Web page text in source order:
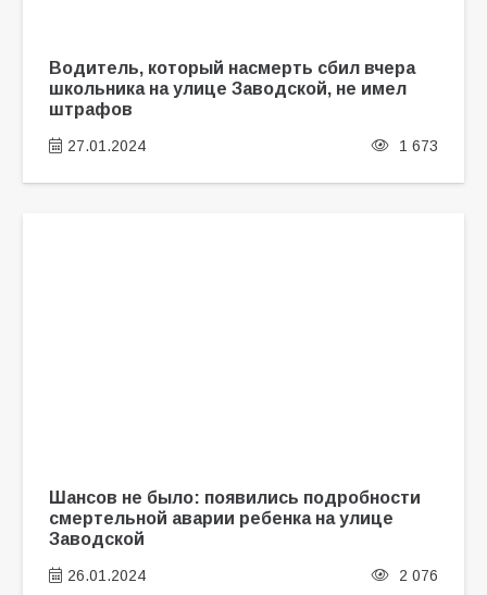
Водитель, который насмерть сбил вчера
школьника на улице Заводской, не имел
штрафов
27.01.2024 1 673
Шансов не было: появились подробности
смертельной аварии ребенка на улице
Заводской
26.01.2024 2 076